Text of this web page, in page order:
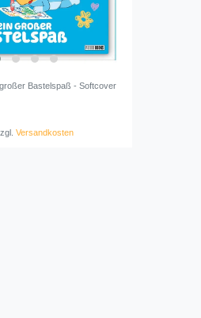
Bastelspaß - Softcover
Versandkosten